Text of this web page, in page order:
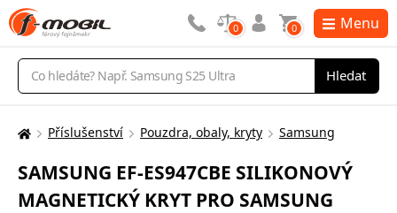
Vyhledávání
Hledat
0 0 Menu
Zde
nacházíte:
Příslušenství Pouzdra, obaly, kryty Samsung
SAMSUNG EF-ES947CBE SILIKONOVÝ
MAGNETICKÝ KRYT PRO SAMSUNG